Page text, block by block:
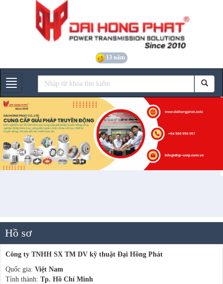
13 năm
Gian hàng
Hồ sơ
Công ty TNHH SX TM DV kỹ thuật Đại Hồng Phát
Quốc gia: Việt Nam
Tỉnh thành: Tp. Hồ Chí Minh